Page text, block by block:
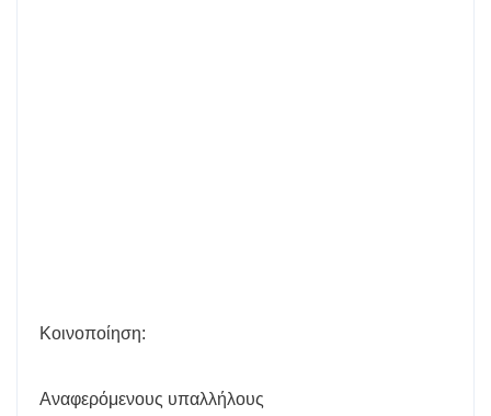
Κοινοποίηση:
Αναφερόμενους υπαλλήλους